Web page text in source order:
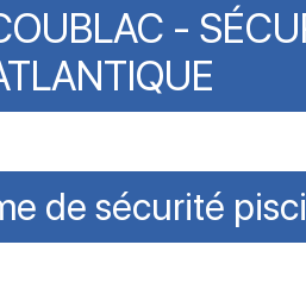
-
de sécurité